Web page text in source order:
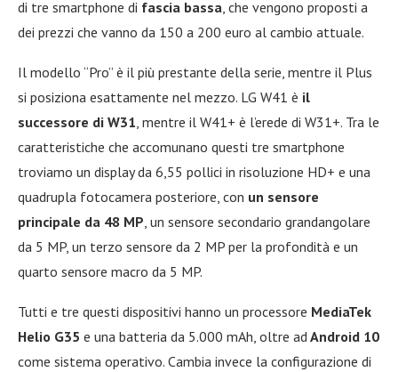
di tre smartphone di fascia bassa, che vengono proposti a
dei prezzi che vanno da 150 a 200 euro al cambio attuale.
Il modello “Pro” è il più prestante della serie, mentre il Plus
si posiziona esattamente nel mezzo. LG W41 è il
successore di W31, mentre il W41+ è l’erede di W31+. Tra le
caratteristiche che accomunano questi tre smartphone
troviamo un display da 6,55 pollici in risoluzione HD+ e una
quadrupla fotocamera posteriore, con un sensore
principale da 48 MP, un sensore secondario grandangolare
da 5 MP, un terzo sensore da 2 MP per la profondità e un
quarto sensore macro da 5 MP.
Tutti e tre questi dispositivi hanno un processore MediaTek
Helio G35 e una batteria da 5.000 mAh, oltre adAndroid 10
come sistema operativo. Cambia invece la configurazione di